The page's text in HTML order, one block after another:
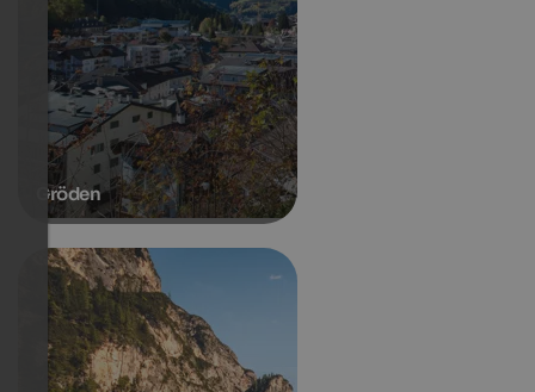
Gröden